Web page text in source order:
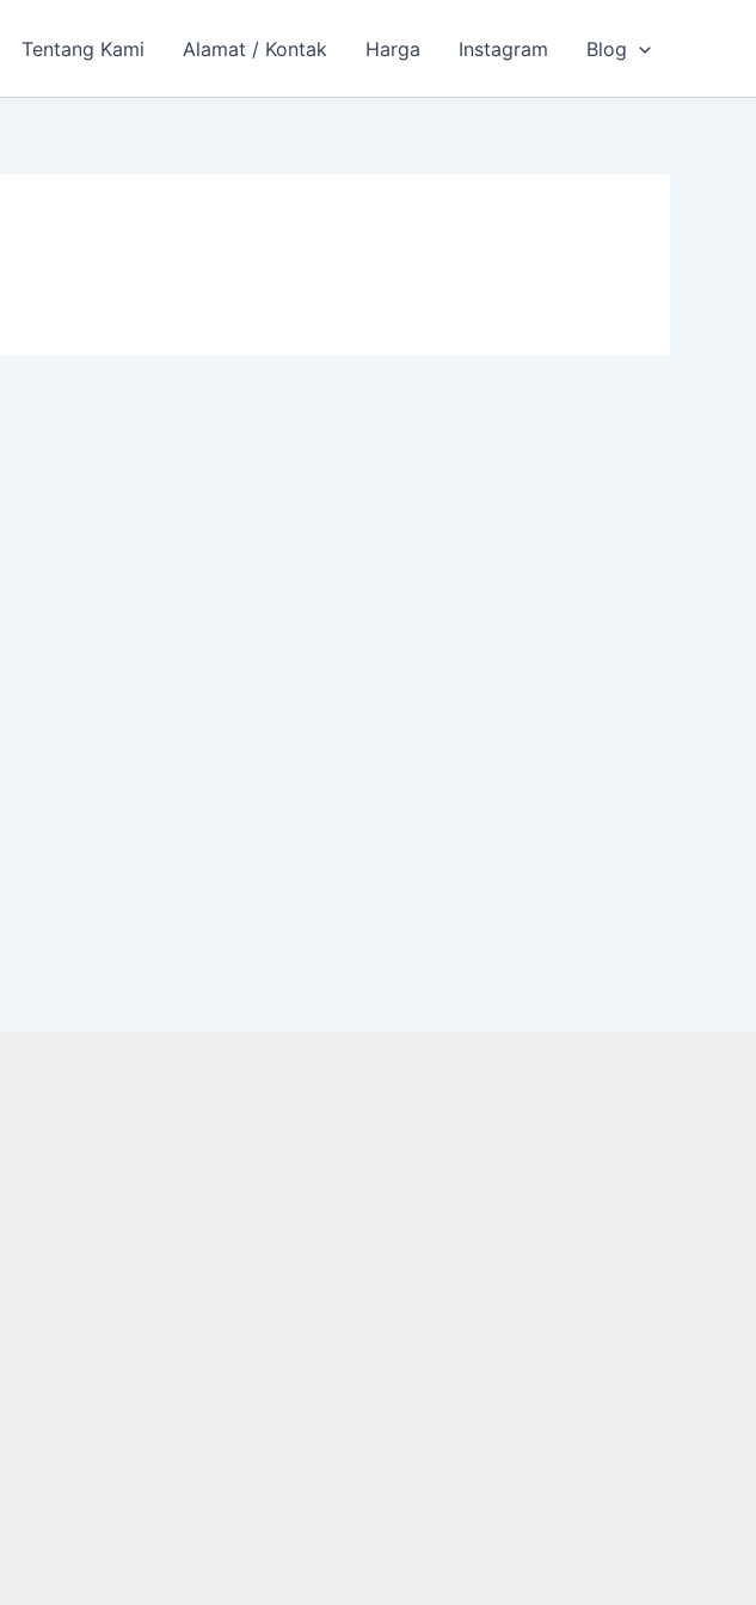
Tentang Kami Alamat / Kontak Harga Instagram Blog
Chat Whatsapp